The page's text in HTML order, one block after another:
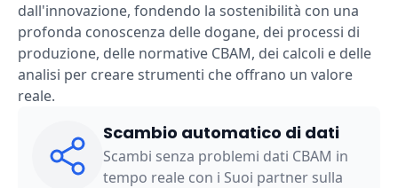
dall'innovazione, fondendo la sostenibilità con una
profonda conoscenza delle dogane, dei processi di
produzione, delle normative CBAM, dei calcoli e delle
analisi per creare strumenti che offrano un valore
reale.
Scambio automatico di dati
Scambi senza problemi dati CBAM in
tempo reale con i Suoi partner sulla